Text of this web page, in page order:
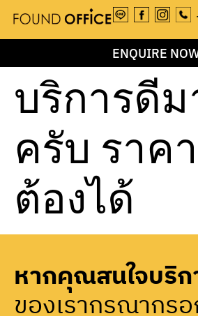
ENQUIRE
บริการดีม
ครับ ราค
ต้องได้
หากคุณสนใจบริก
ของเรากรุณากร